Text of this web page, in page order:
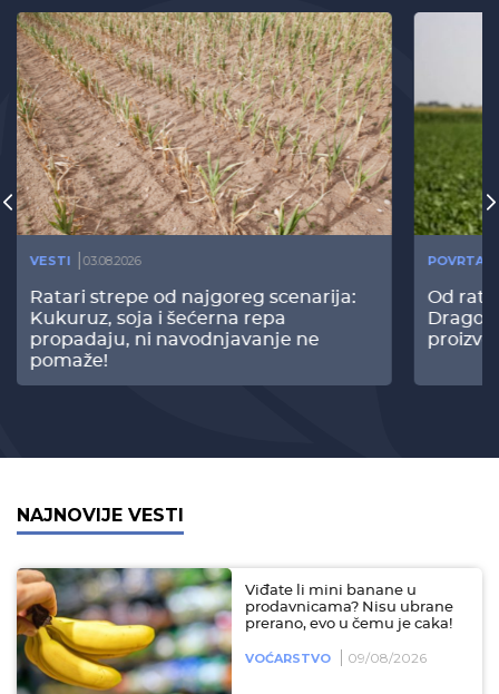
VESTI 03.08.2026
Ratari strepe od najgoreg scenarija:
Kukuruz, soja i šećerna repa
propadaju, ni navodnjavanje ne
pomaže!
Od
NAJNOVIJE VESTI
Viđate li mini banane u
prodavnicama? Nisu ubrane
prerano, evo u čemu je caka!
VOĆARSTVO 09/08/2026